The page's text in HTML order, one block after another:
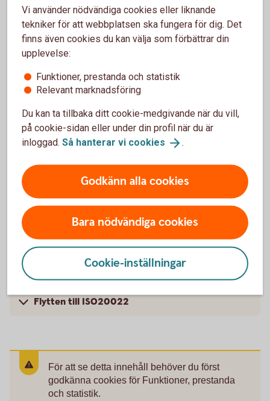
High value payments flyttades till
ISO20022 i mars 2023
High-Value-Payments gick över till ISO20022 som
standard för en stor del av våra internationella
betalningar: EUR med större belopp (high value
payments) och internationella betalningar i andra
valutor som skickas via SWIFT.
Flytten till ISO20022
För att se detta innehåll behöver du först
godkänna cookies för Funktioner, prestanda
och statistik.
Vi använder nödvändiga cookies eller liknande
tekniker för att webbplatsen ska fungera för dig. Det
finns även cookies du kan välja som förbättrar din
upplevelse:
Funktioner, prestanda och statistik
Relevant marknadsföring
Du kan ta tillbaka ditt cookie-medgivande när du vill,
på cookie-sidan eller under din profil när du är
inloggad. Så hanterar vi cookies .
Godkänn alla cookies
Bara nödvändiga cookies
Cookie-inställningar